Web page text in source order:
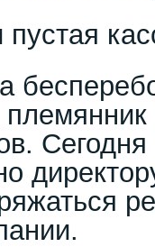
племянник